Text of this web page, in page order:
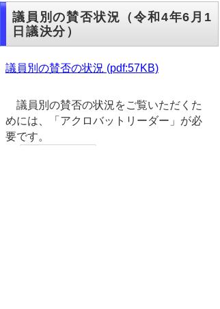
議員別の賛否状況（令和4年6月1
日議決分）
議員別の賛否の状況 (pdf:57KB)
議員別の賛否の状況をご覧いただくた
めには、「アクロバットリーダー」が必
要です。